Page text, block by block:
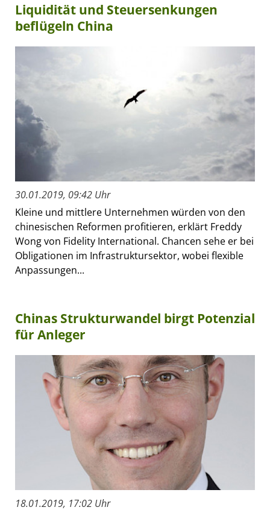
Liquidität und Steuersenkungen
beflügeln China
30.01.2019, 09:42 Uhr
Kleine und mittlere Unternehmen würden von den
chinesischen Reformen profitieren, erklärt Freddy
Wong von Fidelity International. Chancen sehe er bei
Obligationen im Infrastruktursektor, wobei flexible
Anpassungen...
Chinas Strukturwandel birgt Potenzial
für Anleger
18.01.2019, 17:02 Uhr